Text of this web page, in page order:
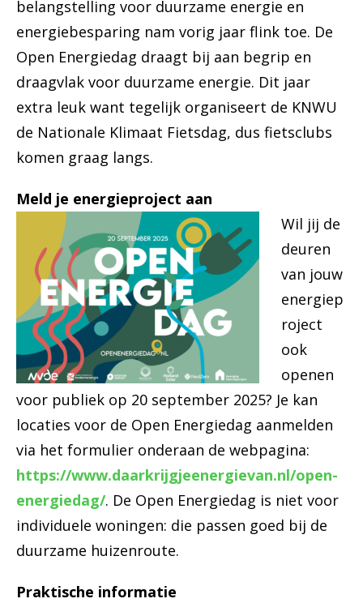
belangstelling voor duurzame energie en
energiebesparing nam vorig jaar flink toe. De
Open Energiedag draagt bij aan begrip en
draagvlak voor duurzame energie. Dit jaar
extra leuk want tegelijk organiseert de KNWU
de Nationale Klimaat Fietsdag, dus fietsclubs
komen graag langs.
Meld je energieproject aan
Wil jij de
deuren
van jouw
energiep
roject
ook
openen
voor publiek op 20 september 2025? Je kan
locaties voor de Open Energiedag aanmelden
via het formulier onderaan de webpagina:
https://www.daarkrijgjeenergievan.nl/open-
energiedag/. De Open Energiedag is niet voor
individuele woningen: die passen goed bij de
duurzame huizenroute.
Praktische informatie